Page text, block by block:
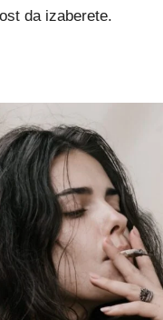
da izaberete.